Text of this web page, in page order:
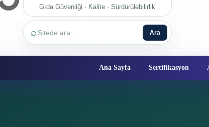
Gıda Güvenliği · Kalite · Sürdürülebilirlik
⌕ Ara
Ana Sayfa Sertifikasyon